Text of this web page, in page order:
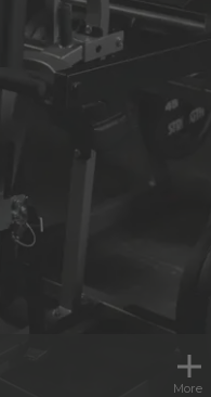
More